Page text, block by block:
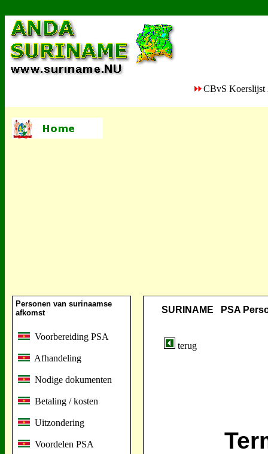
CBvS Koerslijst
Personen van surinaamse
afkomst
Voorbereiding PSA
Afhandeling
Nodige dokumenten
Betaling / kosten
Uitzondering
Voordelen PSA
SURINAME PSA
terug